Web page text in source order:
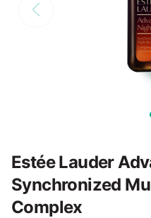
Estée Lauder
Synchronized
Complex